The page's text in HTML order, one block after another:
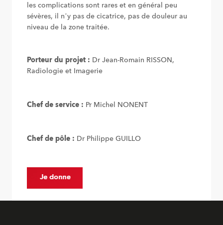
les complications sont rares et en général peu
sévères, il n’y pas de cicatrice, pas de douleur au
niveau de la zone traitée.
Porteur du projet : Dr Jean-Romain RISSON,
Radiologie et Imagerie
Chef de service : Pr Michel NONENT
Chef de pôle : Dr Philippe GUILLO